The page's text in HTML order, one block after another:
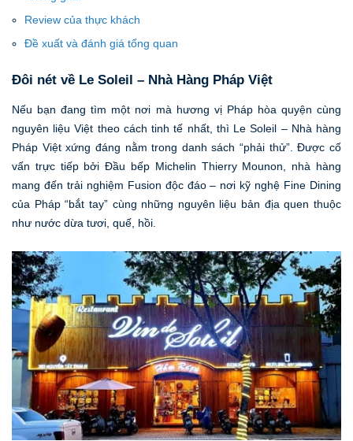
Review của thực khách
Đề xuất và đánh giá tổng quan
Đôi nét về Le Soleil – Nhà Hàng Pháp Việt
Nếu bạn đang tìm một nơi mà hương vị Pháp hòa quyện cùng
nguyên liệu Việt theo cách tinh tế nhất, thì Le Soleil – Nhà hàng
Pháp Việt xứng đáng nằm trong danh sách “phải thử”. Được cố
vấn trực tiếp bởi Đầu bếp Michelin Thierry Mounon, nhà hàng
mang đến trải nghiệm Fusion độc đáo – nơi kỹ nghệ Fine Dining
của Pháp “bắt tay” cùng những nguyên liệu bản địa quen thuộc
như nước dừa tươi, quế, hồi.